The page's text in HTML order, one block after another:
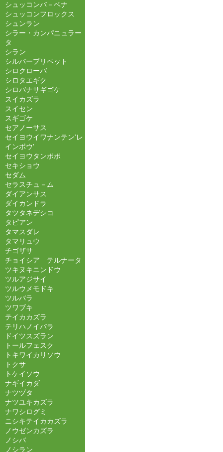
シュッコンバ－ベナ
シュッコンフロックス
シュンラン
シラー・カンパニュラー
タ
シラン
シルバープリペット
シロクローバ
シロタエギク
シロバナサギゴケ
スイカズラ
スイセン
スギゴケ
セアノーサス
セイヨウイワナンテン'レ
インボウ'
セイヨウタンポポ
セキショウ
セダム
セラスチュ－ム
ダイアンサス
ダイカンドラ
タツタネデシコ
タピアン
タマスダレ
タマリュウ
チゴザサ
チョイシア テルナータ
ツキヌキニンドウ
ツルアジサイ
ツルウメモドキ
ツルバラ
ツワブキ
テイカカズラ
テリハノイバラ
ドイツスズラン
トールフェスク
トキワイカリソウ
トクサ
トケイソウ
ナギイカダ
ナツヅタ
ナツユキカズラ
ナワシログミ
ニシキテイカカズラ
ノウゼンカズラ
ノシバ
ノシラン